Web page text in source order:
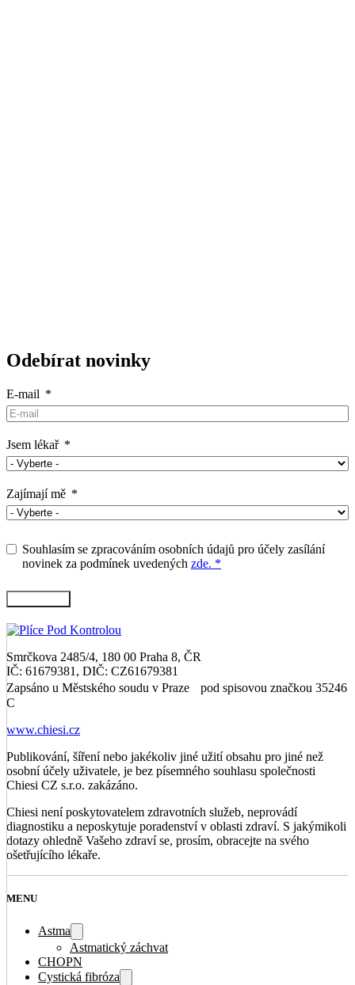
Odebírat novinky
E-mail
Jsem lékař
Zajímají mě
Souhlasím se zpracováním osobních údajů pro účely zasílání
novinek za podmínek uvedených zde. *
Smrčkova 2485/4, 180 00 Praha 8, ČR
IČ: 61679381, DIČ: CZ61679381
Zapsáno u Městského soudu v Praze pod spisovou značkou 35246
C
www.chiesi.cz
Publikování, šíření nebo jakékoliv jiné užití obsahu pro jiné než
osobní účely uživatele, je bez písemného souhlasu společnosti
Chiesi CZ s.r.o. zakázáno.
Chiesi není poskytovatelem zdravotních služeb, neprovádí
diagnostiku a neposkytuje poradenství v oblasti zdraví. S jakýmikoli
dotazy ohledně Vašeho zdraví se, prosím, obracejte na svého
ošetřujícího lékaře.
MENU
Astma
Astmatický záchvat
CHOPN
Cystická fibróza